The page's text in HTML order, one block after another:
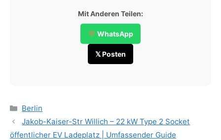
Mit Anderen Teilen:
WhatsApp
𝕏 Posten
Categories
Berlin
Jakob-Kaiser-Str Willich – 22 kW Type 2 Socket
öffentlicher EV Ladeplatz | Umfassender Guide